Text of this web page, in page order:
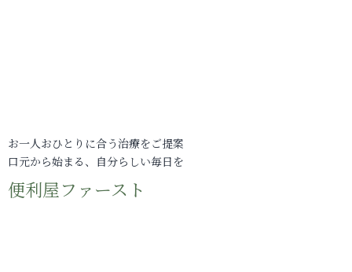
お一人おひとりに合う治療をご提案
口元から始まる、自分らしい毎日を
便利屋ファースト